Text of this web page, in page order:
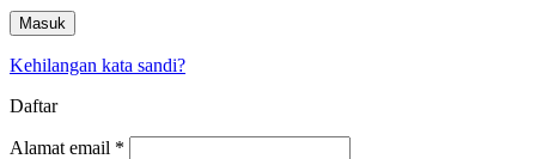
Masuk
Kehilangan kata sandi?
Daftar
Alamat email *